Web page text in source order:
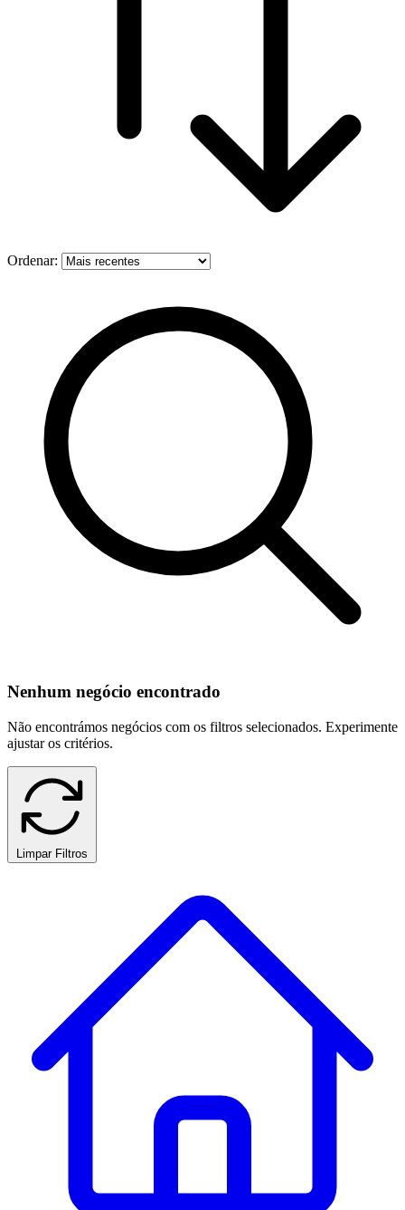
Ordenar:
Nenhum negócio encontrado
Não encontrámos negócios com os filtros selecionados. Experimente
ajustar os critérios.
Limpar Filtros